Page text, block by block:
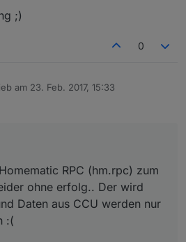
;)
0
am 23. Feb. 2017, 15:33
editiert von
RPC (hm.rpc) zum
ohne erfolg.. Der wird
Daten aus CCU werden nur
:(